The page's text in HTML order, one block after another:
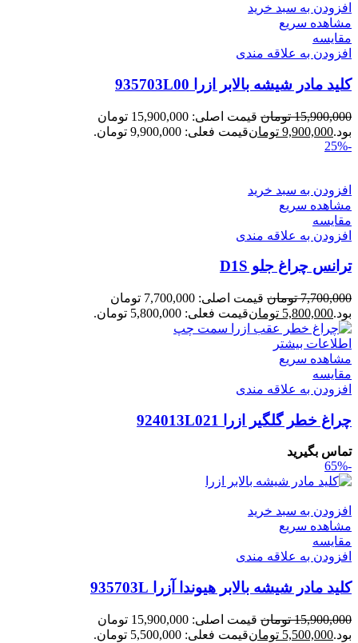
افزودن به سبد خرید
مشاهده سریع
مقایسه
افزودن به علاقه مندی
کلید مادر شیشه بالابر ازرا 935703L00
15,900,000 تومان
قیمت اصلی: 15,900,000 تومان
بود.9,900,000 تومانقیمت فعلی: 9,900,000 تومان.
-25%
افزودن به سبد خرید
مشاهده سریع
مقایسه
افزودن به علاقه مندی
ترانس چراغ جلو D1S
7,700,000 تومان
قیمت اصلی: 7,700,000 تومان
بود.5,800,000 تومانقیمت فعلی: 5,800,000 تومان.
اطلاعات بیشتر
مشاهده سریع
مقایسه
افزودن به علاقه مندی
چراغ خطر گلگیر ازرا 924013L021
تماس بگیرید
-65%
افزودن به سبد خرید
مشاهده سریع
مقایسه
افزودن به علاقه مندی
کلید مادر شیشه بالابر هیوندا آزرا 935703L
15,900,000 تومان
قیمت اصلی: 15,900,000 تومان
بود.5,500,000 تومانقیمت فعلی: 5,500,000 تومان.